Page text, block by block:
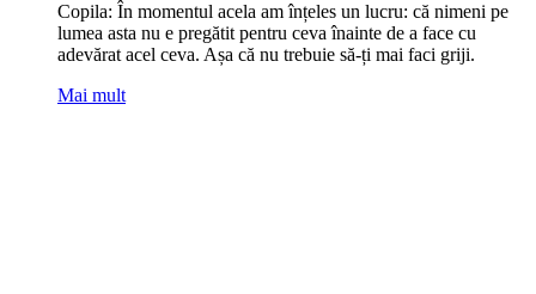
Copila: În momentul acela am înțeles un lucru: că nimeni pe
lumea asta nu e pregătit pentru ceva înainte de a face cu
adevărat acel ceva. Așa că nu trebuie să-ți mai faci griji.
Mai mult